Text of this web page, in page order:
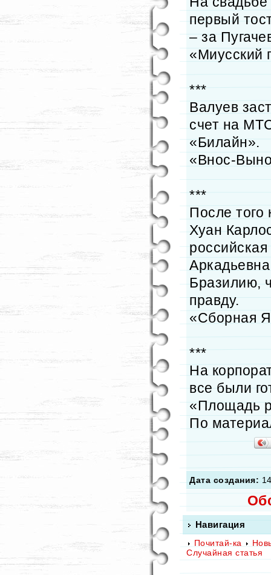
первый
– за
«Миусский
***
Валуев
счет на
«Билайн».
«Внос-
***
После того
Хуан
Бразилию,
правду.
«Сборная
***
На
все были
«Площадь
По
Дата создания:
Навигация
Почитай-ка
Случайная статья